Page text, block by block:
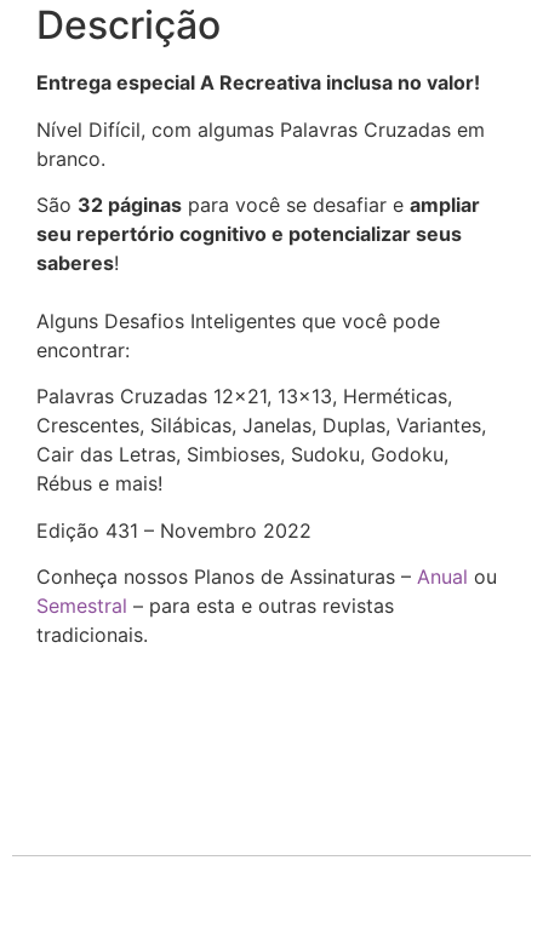
Descrição
Entrega especial A Recreativa inclusa no valor!
Nível Difícil, com algumas Palavras Cruzadas em
branco.
São 32 páginas para você se desafiar e ampliar
seu repertório cognitivo e potencializar seus
saberes!
Alguns Desafios Inteligentes que você pode
encontrar:
Palavras Cruzadas 12×21, 13×13, Herméticas,
Crescentes, Silábicas, Janelas, Duplas, Variantes,
Cair das Letras, Simbioses, Sudoku, Godoku,
Rébus e mais!
Edição 431 – Novembro 2022
Conheça nossos Planos de Assinaturas – Anual ou
Semestral – para esta e outras revistas
tradicionais.